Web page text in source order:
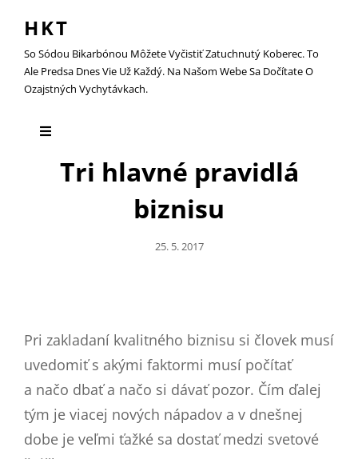
HKT
So Sódou Bikarbónou Môžete Vyčistiť Zatuchnutý Koberec. To
Ale Predsa Dnes Vie Už Každý. Na Našom Webe Sa Dočítate O
Ozajstných Vychytávkach.
Tri hlavné pravidlá
biznisu
Posted
25. 5. 2017
Pri zakladaní kvalitného biznisu si človek musí
uvedomiť s akými faktormi musí počítať
a načo dbať a načo si dávať pozor. Čím ďalej
tým je viacej nových nápadov a v dnešnej
dobe je veľmi ťažké sa dostať medzi svetové